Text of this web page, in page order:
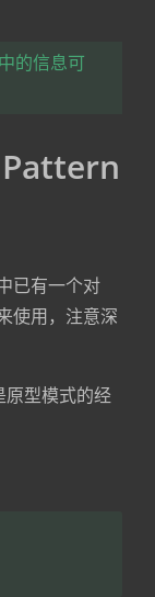
的信息可
已有一个对
使用，注意深
型模式的经